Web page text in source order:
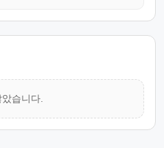
습니다.